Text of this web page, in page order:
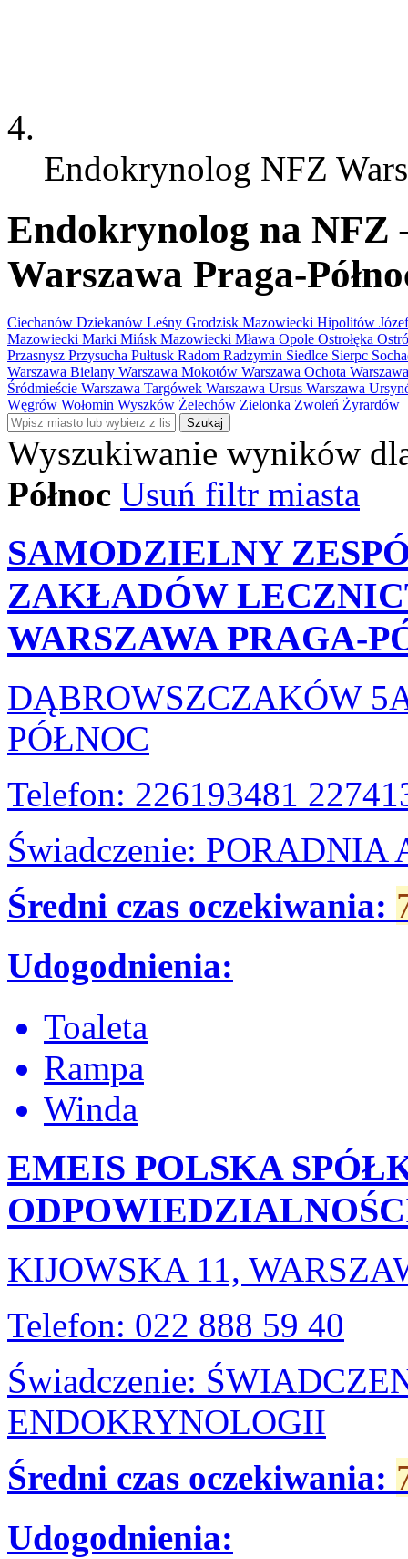
Endokrynolog NFZ
Endokrynolog na NFZ
Warszawa Praga-
Ciechanów Dziekanów Leśny Grodzisk Mazowiecki Hipolitów
Mazowiecki Marki Mińsk Mazowiecki Mława Opole Ostrołęka
Przasnysz Przysucha Pułtusk Radom Radzymin Siedlce Sierpc
Warszawa Bielany Warszawa Mokotów Warszawa Ochota
Śródmieście Warszawa Targówek Warszawa Ursus Warszawa
Węgrów Wołomin Wyszków Żelechów Zielonka Zwoleń Żyrardów
Szukaj
Wyszukiwanie wyników
Północ Usuń filtr miasta
SAMODZIELNY
ZAKŁADÓW
WARSZAWA PRAGA-
DĄBROWSZCZAKÓW
PÓŁNOC
Telefon: 226193481
Świadczenie:
Średni czas oczekiwania:
Udogodnienia:
Toaleta
Rampa
Winda
EMEIS POLSKA
KIJOWSKA 11,
Telefon: 022 888 59 40
Świadczenie:
ENDOKRYNOLOGII
Średni czas oczekiwania:
Udogodnienia: